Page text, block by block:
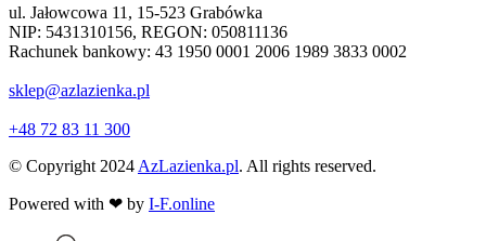
ul. Jałowcowa 11, 15-523 Grabówka
NIP: 5431310156, REGON: 050811136
Rachunek bankowy: 43 1950 0001 2006 1989 3833 0002
sklep@azlazienka.pl
+48 72 83 11 300
© Copyright 2024 AzLazienka.pl. All rights reserved.
Powered with ❤ by I-F.online